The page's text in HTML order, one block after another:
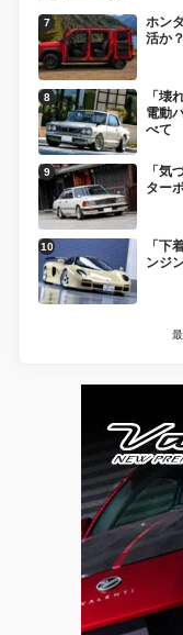
ホン
活か
「壊
電動
べて
「気
ター
「下
ンジ